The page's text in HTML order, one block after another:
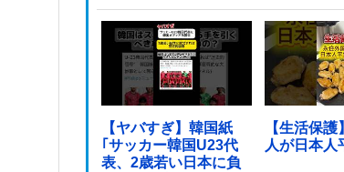
【ヤバすぎ】韓国紙
｢サッカー韓国U23代
表、2歳若い日本に負
【生活保
人が日本人